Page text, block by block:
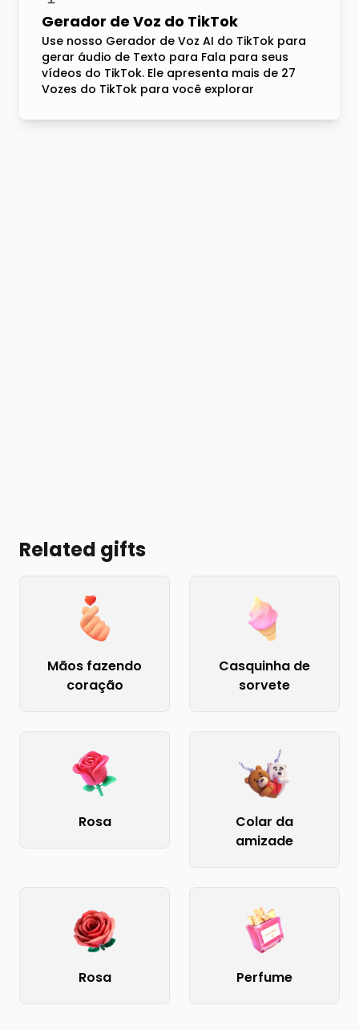
Gerador de Voz do TikTok
Use nosso Gerador de Voz AI do TikTok para
gerar áudio de Texto para Fala para seus
vídeos do TikTok. Ele apresenta mais de 27
Vozes do TikTok para você explorar
Related gifts
Mãos fazendo
coração
Casquinha de
sorvete
Rosa
Colar da
amizade
Rosa Perfume